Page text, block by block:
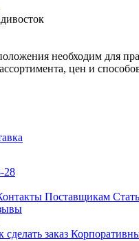
необходим для
цен и
28
Поставщикам
сделать заказ